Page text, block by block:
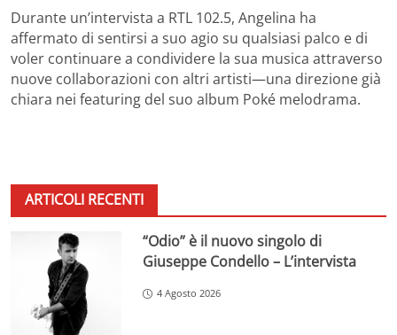
Durante un’intervista a RTL 102.5, Angelina ha
affermato di sentirsi a suo agio su qualsiasi palco e di
voler continuare a condividere la sua musica attraverso
nuove collaborazioni con altri artisti—una direzione già
chiara nei featuring del suo album Poké melodrama.
ARTICOLI RECENTI
“Odio” è il nuovo singolo di
Giuseppe Condello – L’intervista
4 Agosto 2026